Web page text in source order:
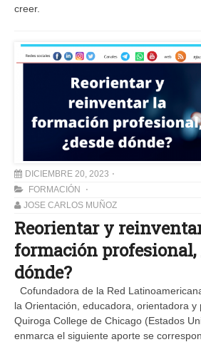
creer.
DICIEMBRE 20, 2023
FORMACIÓN
JOSE CARLOS MUÑOZ
Reorientar y
formación profesional,
dónde?
Cofundadora de la Red
la Orientación, educadora, orientadora y
Quiroga College de Chicago (Estados
enmarca el siguiente aporte se